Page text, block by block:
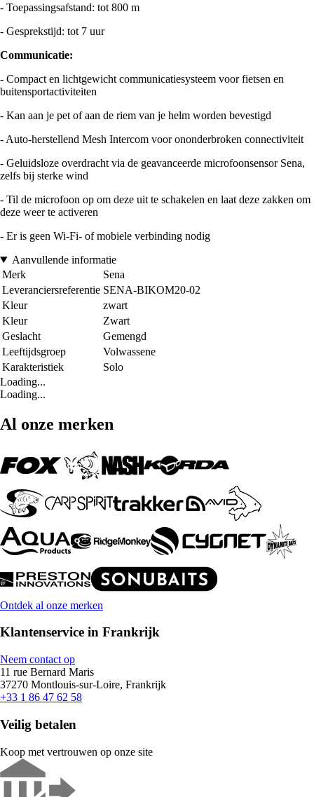
- Toepassingsafstand: tot 800 m
- Gesprekstijd: tot 7 uur
Communicatie:
- Compact en lichtgewicht communicatiesysteem voor fietsen en
buitensportactiviteiten
- Kan aan je pet of aan de riem van je helm worden bevestigd
- Auto-herstellend Mesh Intercom voor ononderbroken connectiviteit
- Geluidsloze overdracht via de geavanceerde microfoonsensor Sena,
zelfs bij sterke wind
- Til de microfoon op om deze uit te schakelen en laat deze zakken om
deze weer te activeren
- Er is geen Wi-Fi- of mobiele verbinding nodig
Aanvullende informatie
Merk
Sena
Leveranciersreferentie SENA-BIKOM20-02
Kleur
zwart
Kleur
Zwart
Geslacht
Gemengd
Leeftijdsgroep
Volwassene
Karakteristiek
Solo
Loading...
Loading...
Al onze merken
Ontdek al onze merken
Klantenservice in Frankrijk
Neem contact op
11 rue Bernard Maris
37270 Montlouis-sur-Loire, Frankrijk
+33 1 86 47 62 58
Veilig betalen
Koop met vertrouwen op onze site